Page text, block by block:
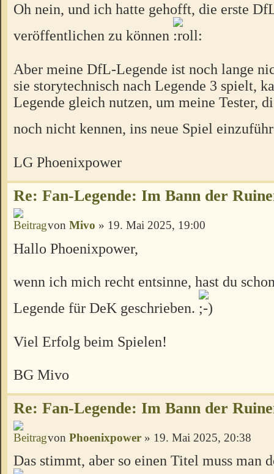
Oh nein, und ich hatte gehofft, die erste
veröffentlichen zu können
Aber meine DfL-Legende ist noch lange
sie storytechnisch nach Legende 3 spielt,
Legende gleich nutzen, um meine Tester,
noch nicht kennen, ins neue Spiel
LG Phoenixpower
Re: Fan-Legende: Im Bann der
von Mivo » 19. Mai 2025, 19:00
Hallo Phoenixpower,
wenn ich mich recht entsinne, hast du
Legende für DeK geschrieben.
Viel Erfolg beim Spielen!
BG Mivo
Re: Fan-Legende: Im Bann der
von Phoenixpower » 19. Mai 2025, 20:38
Das stimmt, aber so einen Titel muss man